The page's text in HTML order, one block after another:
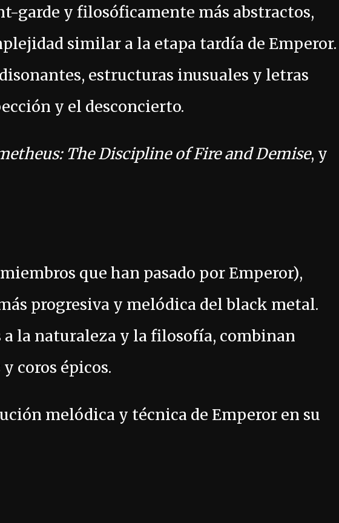
garde y filosóficamente más abstractos,
similar a la etapa tardía de Emperor.
estructuras inusuales y letras
y el desconcierto.
The Discipline of Fire and Demise, y
que han pasado por Emperor),
progresiva y melódica del black metal.
la naturaleza y la filosofía, combinan
coros épicos.
melódica y técnica de Emperor en su